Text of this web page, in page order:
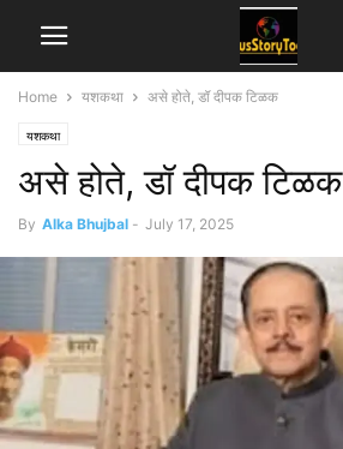
Home यशकथा असे होते, डॉ दीपक टिळक
यशकथा
असे होते, डॉ दीपक टिळक
By Alka Bhujbal - July 17, 2025